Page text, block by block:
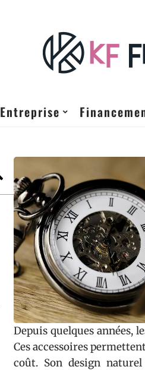
Entreprise
Depuis quelques années,
Ces accessoires
coût. Son design